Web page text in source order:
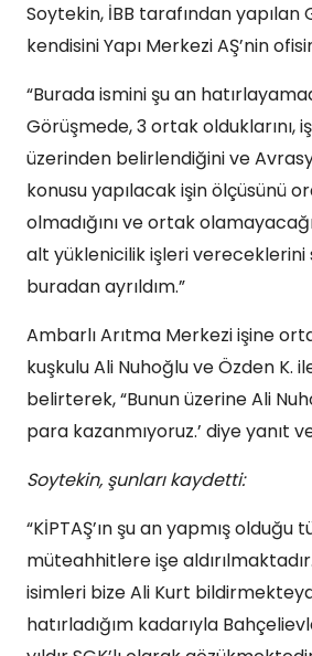
Soytekin, İBB tarafından
kendisini Yapı Merkezi AŞ’nin
“Burada ismini şu an
Görüşmede, 3 ortak olduklarını,
üzerinden belirlendiğini ve
konusu yapılacak işin ölçüsünü
olmadığını ve ortak
alt yüklenicilik işleri vereceklerini
buradan ayrıldım.”
Ambarlı Arıtma Merkezi işine
kuşkulu Ali Nuhoğlu ve Özden K.
belirterek, “Bunun üzerine Ali
para kazanmıyoruz.’ diye yanıt
Soytekin, şunları kaydetti:
“KİPTAŞ’ın şu an yapmış
müteahhitlere işe
isimleri bize Ali Kurt
hatırladığım kadarıyla